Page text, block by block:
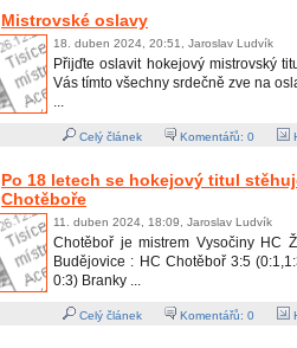
Mistrovské oslavy
18. duben 2024, 20:51, Jaroslav Ludvík
Přijďte oslavit hokejový mistrovský
Vás tímto všechny srdečně zve na
...
Celý článek Komentářů: 0
Po 18 letech se hokejový titul
Chotěboře
11. duben 2024, 18:09, Jaroslav Ludvík
Chotěboř je mistrem Vysočiny HC
Budějovice : HC Chotěboř 3:5
0:3) Branky ...
Celý článek Komentářů: 0